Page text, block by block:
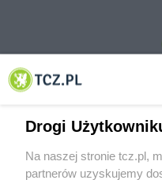
© 2001-2026 Tczew - TCZ.PL Sp. z
Drogi
Na naszej stronie tcz.pl,
partnerów uzyskujemy